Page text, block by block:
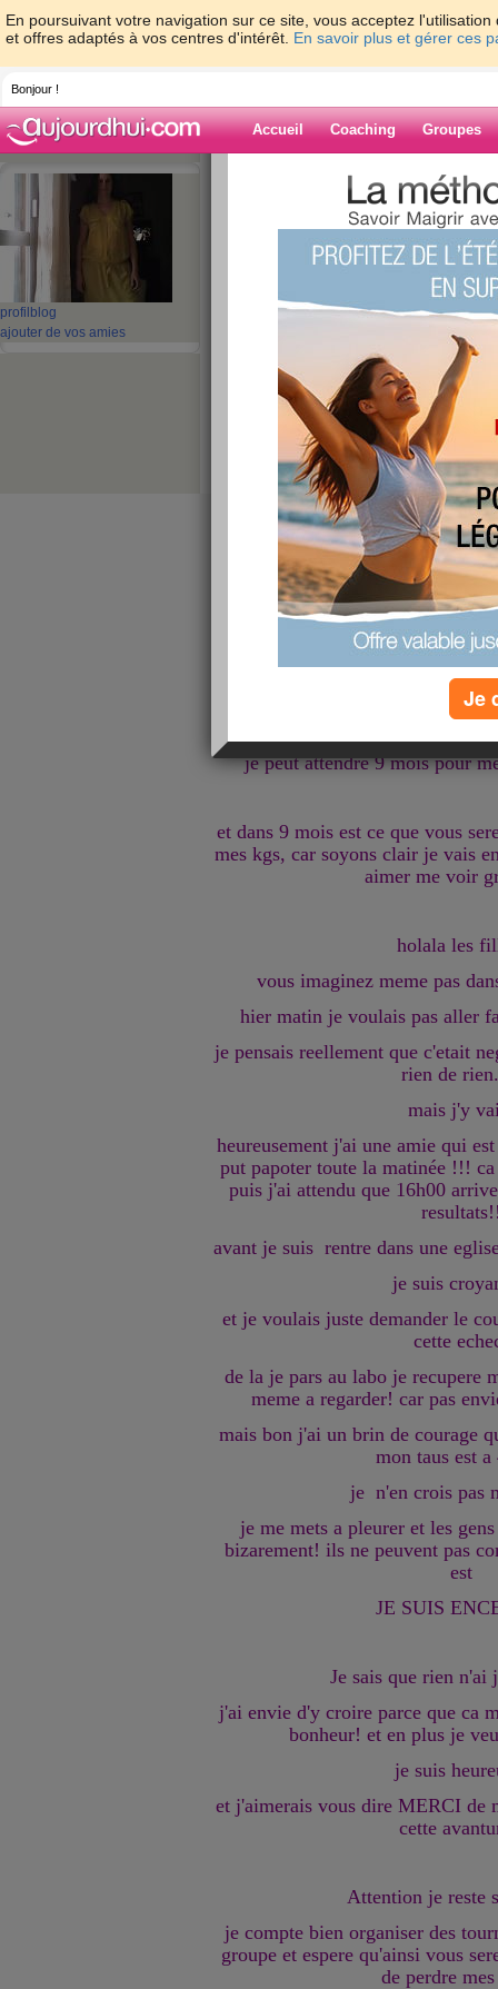
En poursuivant votre navigation sur ce site, vous acceptez
et offres adaptés à vos centres d'intérêt. En savoir plus et gérer ces
Bonjour !
Accueil Coaching Groupes
profil blog
ajouter de vos amies
> > 1 ou 2
Blog de
1 ou 2 ???
Ce matin j'ai decide
ca faisait un moment que je
pris en casiment 3 semaines!
j'avais reussis a
trop plein d'hormone
et puis j'ai recommencer a
mais bon je
oui oui
je l'ai dis je
je peut attendre 9 mois pour
et dans 9 mois est ce que vous
mes kgs, car soyons clair je vais
aimer me voir
holala les
vous imaginez meme pas
hier matin je voulais pas aller
je pensais reellement que c'etait
rien de
mais j'y
heureusement j'ai une amie qui
put papoter toute la matinée !!!
puis j'ai attendu que 16h00
avant je suis rentre dans une
je suis
et je voulais juste demander le
cette
de la je pars au labo je recupere
meme a regarder! car pas
mais bon j'ai un brin de courage
mon taus est
je n'en crois pas
je me mets a pleurer et les
bizarement! ils ne peuvent pas
est
JE SUIS
Je sais que rien n'ai
j'ai envie d'y croire parce que ca
bonheur! et en plus je
je suis
et j'aimerais vous dire MERCI de
cette
Attention je reste
je compte bien organiser des
groupe et espere qu'ainsi vous
de perdre
Je